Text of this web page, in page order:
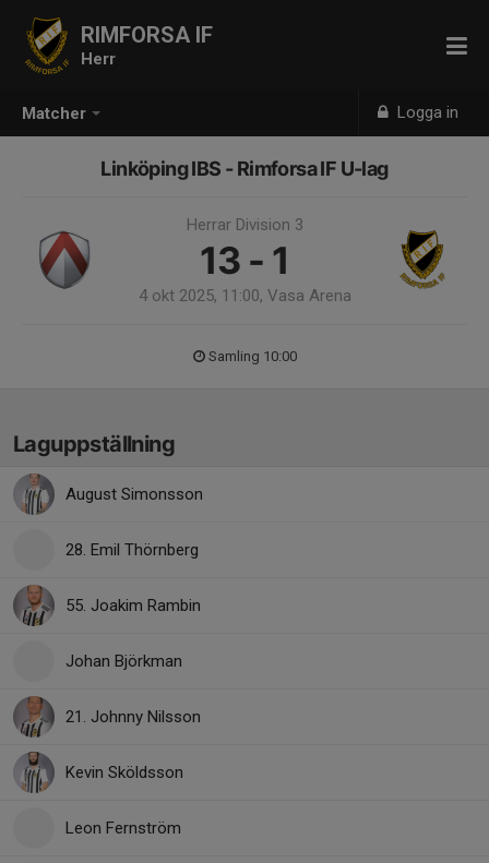
Matcher Logga in
RIMFORSA IF
Herr
Linköping IBS - Rimforsa IF U-lag
Herrar Division 3
13 - 1
4 okt 2025, 11:00, Vasa Arena
Samling 10:00
Laguppställning
August Simonsson
28. Emil Thörnberg
55. Joakim Rambin
Johan Björkman
21. Johnny Nilsson
Kevin Sköldsson
Leon Fernström